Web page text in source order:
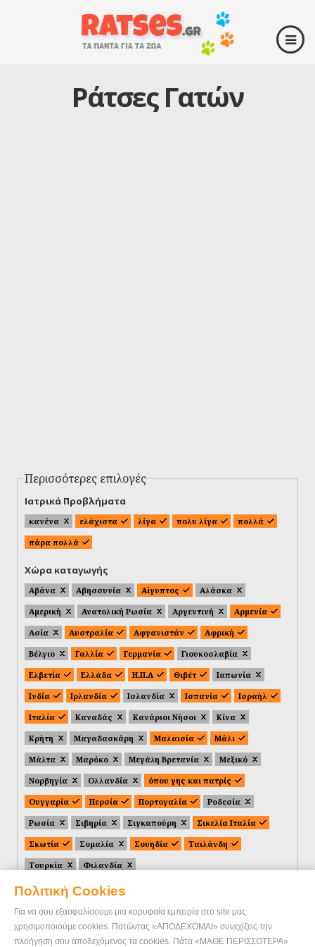
Πολιτική Cookies
Για να σου εξασφαλίσουμε μια κορυφαία εμπειρία στο site μας
χρησιμοποιούμε cookies. Πατώντας «ΑΠΟΔΕΧΟΜΑΙ» συνεχίζεις την
πλοήγηση σου αποδεχόμενος τα cookies. Πάτα «ΜΑΘΕ ΠΕΡΙΣΣΟΤΕΡΑ»
Ράτσες Γατών
Περισσότερες επιλογές
Ιατρικά Προβλήματα
κανένα ελάχιστα λίγα πολυ λίγα
πολλά
πάρα πολλά
Χώρα καταγωγής
Αβάνα Αβησσυνία Αίγυπτος
Αλάσκα
Αμερική
Ανατολική Ρωσία Αργεντινή
Αρμενία
Ασία
Αυστραλία Αφγανιστάν
Αφρική
Βέλγιο
Γαλλία Γερμανία
Γιουκοσλαβία
Ελβετία
Ελλάδα Η.Π.Α Θιβέτ
Ιαπωνία
Ινδία
Ιρλανδία Ισλανδία Ισπανία
Ισραήλ
Ιταλία
Καναδάς Κανάριοι Νήσοι
Κίνα
Κρήτη
Μαγαδασκάρη Μαλαισία
Μάλι
Μάλτα
Μαρόκο Μεγάλη Βρετανία
Μεξικό
Νορβηγία
Ολλανδία
όπου γης και πατρίς
Ουγγαρία
Περσία Πορτογαλία
Ροδεσία
Ρωσία
Σιβηρία Σιγκαπούρη
Σικελία Ιταλία
Σκωτία
Σομαλία Σουηδία
Ταιλάνδη
Τουρκία
Φιλανδία